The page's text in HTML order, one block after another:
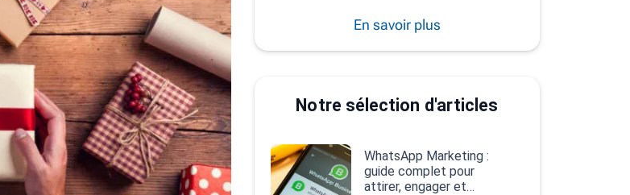
En savoir plus
Notre sélection d'articles
WhatsApp Marketing :
guide complet pour
attirer, engager et